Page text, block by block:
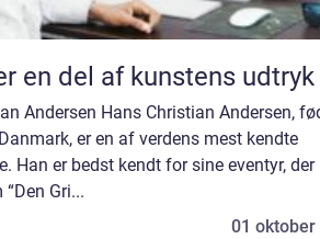
en del af kunstens udtryk
Andersen Hans Christian Andersen,
er en af verdens mest kendte
Han er bedst kendt for sine eventyr, der
Gri...
01 oktober